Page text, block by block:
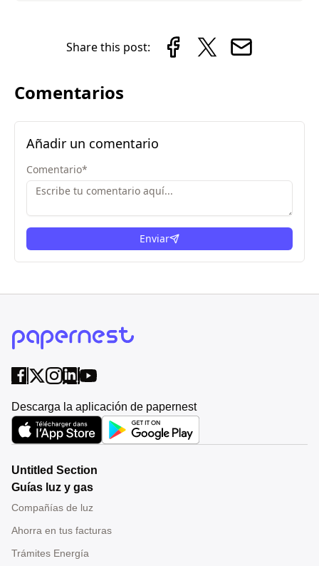
Share this post:
Comentarios
Añadir un comentario
Comentario*
Enviar
Descarga la aplicación de papernest
Untitled Section
Guías luz y gas
Compañías de luz
Ahorra en tus facturas
Trámites Energía